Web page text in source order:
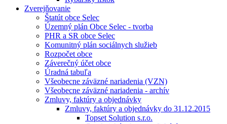
Zverejňovanie
Štatút obce Selec
Územný plán Obce Selec - tvorba
PHR a SR obce Selec
Komunitný plán sociálnych služieb
Rozpočet obce
Záverečný účet obce
Úradná tabuľa
Všeobecne záväzné nariadenia (VZN)
Všeobecne záväzné nariadenia - archív
Zmluvy, faktúry a objednávky
Zmluvy, faktúry a objednávky do 31.12.2015
Topset Solution s.r.o.